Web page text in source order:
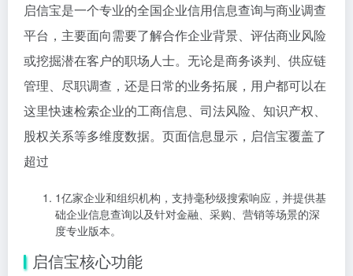
启信宝是一个专业的全国企业信用信息查询与商业调查
平台，主要面向需要了解合作企业背景、评估商业风险
或挖掘潜在客户的职场人士。无论是商务谈判、供应链
管理、尽职调查，还是日常的业务拓展，用户都可以在
这里快速检索企业的工商信息、司法风险、知识产权、
股权关系等多维度数据。页面信息显示，启信宝覆盖了
超过
1亿家企业和组织机构，支持毫秒级搜索响应，并提供基
础企业信息查询以及针对金融、采购、营销等场景的深
度专业版本。
启信宝核心功能